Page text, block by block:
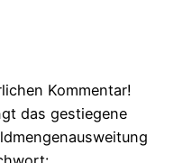
Kommentar!
das gestiegene